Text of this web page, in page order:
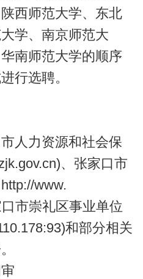
西师范大学、东北
学、南京师范大
南师范大学的顺序
行选聘。
人力资源和社会保
、张家口市
www.
市崇礼区事业单位
和部分相关